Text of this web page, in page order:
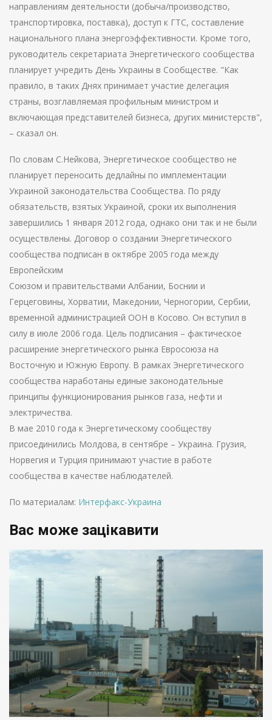
направлениям деятельности (добыча/производство,
транспортировка, поставка), доступ к ГТС, составление
национального плана энергоэффективности. Кроме того,
руководитель секретариата Энергетического сообщества
планирует учредить День Украины в Сообществе. "Как
правило, в таких Днях принимает участие делегация
страны, возглавляемая профильным министром и
включающая представителей бизнеса, других министерств",
– сказал он.
По словам С.Нейкова, Энергетическое сообщество не
планирует переносить дедлайны по имплементации
Украиной законодательства Сообщества. По ряду
обязательств, взятых Украиной, сроки их выполнения
завершились 1 января 2012 года, однако они так и не были
осуществлены. Договор о создании Энергетического
сообщества подписан в октябре 2005 года между
Европейским
Союзом и правительствами Албании, Боснии и
Герцеговины, Хорватии, Македонии, Черногории, Сербии,
временной администрацией ООН в Косово. Он вступил в
силу в июле 2006 года. Цель подписания – фактическое
расширение энергетического рынка Евросоюза на
Восточную и Южную Европу. В рамках Энергетического
сообщества наработаны единые законодательные
принципы функционирования рынков газа, нефти и
электричества.
В мае 2010 года к Энергетическому сообществу
присоединились Молдова, в сентябре – Украина. Грузия,
Норвегия и Турция принимают участие в работе
сообщества в качестве наблюдателей.
По материалам: Интерфакс-Украина
Вас може зацікавити